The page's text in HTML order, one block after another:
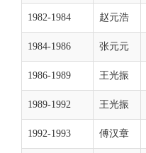
1982-1984 赵元浩
1984-1986 张元元
1986-1989 王光振
1989-1992 王光振
1992-1993 傅汉章